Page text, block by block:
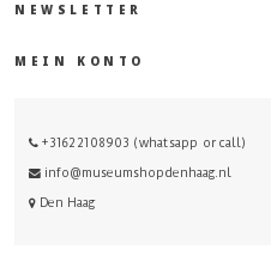
NEWSLETTER
MEIN KONTO
+31622108903 (whatsapp or call)
info@museumshopdenhaag.nl
Den Haag